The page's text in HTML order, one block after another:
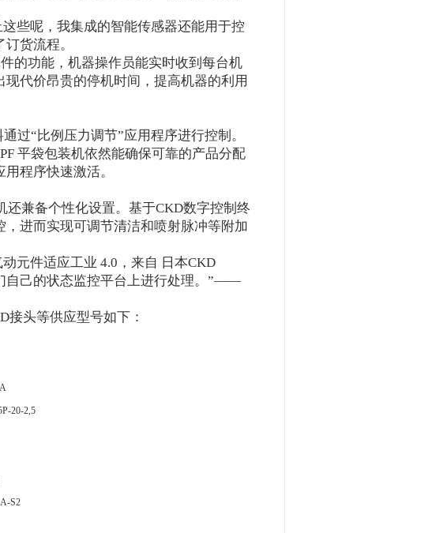
些呢，我集成的智能传感器还能用于控
货流程。
的功能，机器操作员能实时收到每台机
代价昂贵的停机时间，提高机器的利用
过“比例压力调节”应用程序进行控制。
平袋包装机依然能确保可靠的产品分配
程序快速激活。
还兼备个性化设置。基于CKD数字控制终
进而实现可调节清洁和喷射脉冲等附加
元件适应工业 4.0，来自 日本CKD
自己的状态监控平台上进行处理。”——
接头等供应型号如下：
20-2,5
S2